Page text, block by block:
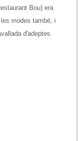
Bou) era
modes també, i
d'adeptes.